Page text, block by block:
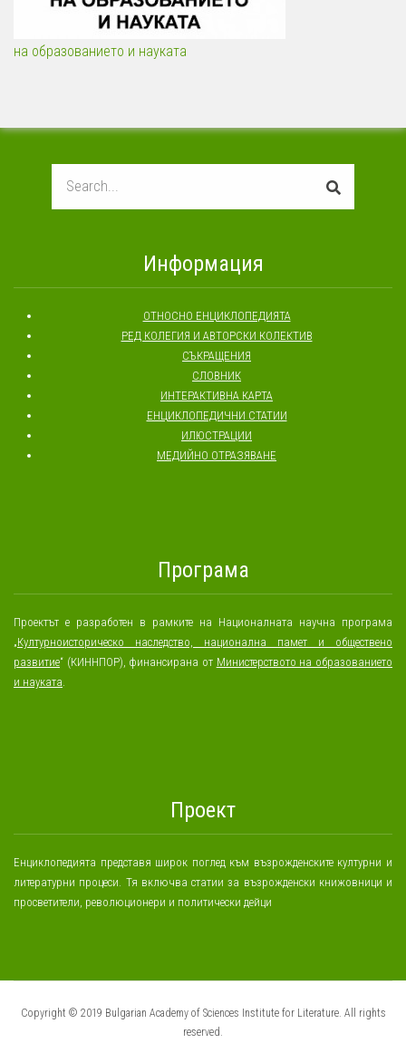
на образованието и науката
Информация
ОТНОСНО ЕНЦИКЛОПЕДИЯТА
РЕД КОЛЕГИЯ И АВТОРСКИ КОЛЕКТИВ
СЪКРАЩЕНИЯ
СЛОВНИК
ИНТЕРАКТИВНА КАРТА
ЕНЦИКЛОПЕДИЧНИ СТАТИИ
ИЛЮСТРАЦИИ
МЕДИЙНО ОТРАЗЯВАНЕ
Програма
Проектът е разработен в рамките на Националната научна програма
„Културноисторическо наследство, национална памет и обществено
развитие“ (КИННПОР), финансирана от Министерството на образованието
и науката.
Проект
Енциклопедията представя широк поглед към възрожденските културни и
литературни процеси. Тя включва статии за възрожденски книжовници и
просветители, революционери и политически дейци
Copyright © 2019 Bulgarian Academy of Sciences Institute for Literature. All rights
reserved.